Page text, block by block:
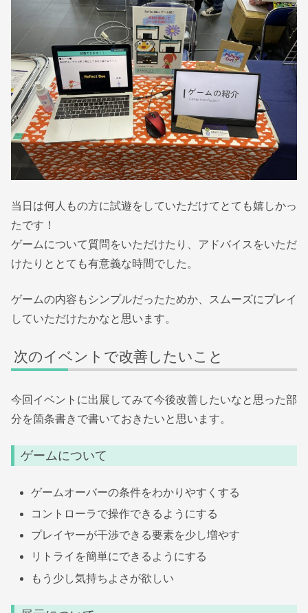
当日は何人もの方に試遊をしていただけてとても嬉しかっ
たです！
ゲームについて質問をいただけたり、アドバイスをいただ
けたりととても有意義な時間でした。
ゲームの内容もシンプルだったためか、スムーズにプレイ
していただけたかなと思います。
次のイベントで改善したいこと
今回イベントに出展してみて今後改善したいなと思った部
分を箇条書きで書いておきたいと思います。
ゲームについて
ゲームオーバーの条件をわかりやすくする
コントローラで操作できるようにする
プレイヤーが干渉できる要素を少し増やす
リトライを簡単にできるようにする
もう少し気持ちよさが欲しい